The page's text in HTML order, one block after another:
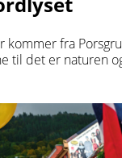
kommer fra
til det er naturen